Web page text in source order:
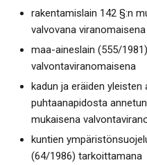
rakentamislain 142 §:n
valvovana viranomaisena
maa-aineslain (555/
valvontaviranomaisena
kadun ja eräiden
puhtaanapidosta
mukaisena
kuntien
(64/1986) tarkoittamana